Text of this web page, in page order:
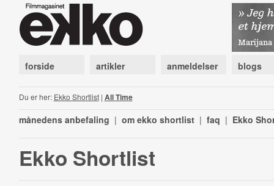
forside artikler anmeldelser blogs
Du er her: Ekko Shortlist| All Time
månedens anbefaling | om ekko shortlist | faq | Ekko
Ekko Shortlist